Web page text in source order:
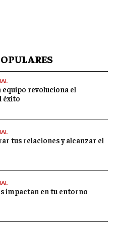
revoluciona el
éxito
tus relaciones y alcanzar el
impactan en tu entorno